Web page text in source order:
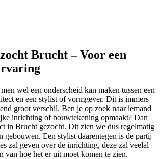
Brucht – Voor een
wel een onderscheid kan maken tussen een
en een stylist of vormgever. Dit is immers
groot verschil. Ben je op zoek naar iemand
inrichting of bouwtekening opmaakt? Dan
in Brucht gezocht. Dit zien we dus regelmatig
gebouwen. Een stylist daarentegen is de partij
zal geven over de inrichting, deze zal veelal
van hoe het er uit moet komen te zien.